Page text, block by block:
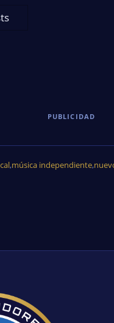
PUBLICIDAD
,música independiente,